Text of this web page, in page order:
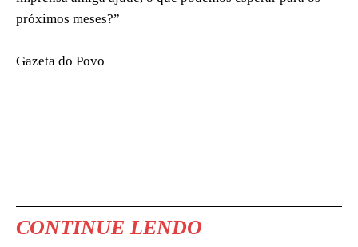
próximos meses?”
Gazeta do Povo
CONTINUE LENDO